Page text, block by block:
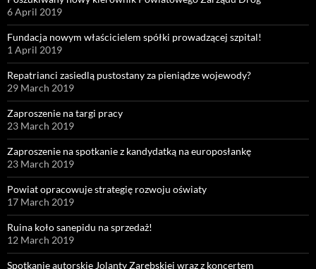
6 April 2019
Fundacja nowym właścicielem spółki prowadzącej szpital!
1 April 2019
Repatrianci zasiedlą pustostany za pieniądze wojewody?
29 March 2019
Zaproszenie na targi pracy
23 March 2019
Zaproszenie na spotkanie z kandydatką na europosłankę
23 March 2019
Powiat opracowuje strategię rozwoju oświaty
17 March 2019
Ruina koło sanepidu na sprzedaż!
12 March 2019
Spotkanie autorskie Jolanty Zarębskiej wraz z koncertem